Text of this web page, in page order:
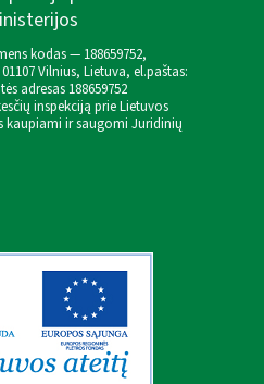
kodas — 188659752,
Vilnius, Lietuva, el.paštas:
adresas 188659752
inspekciją prie Lietuvos
kaupiami ir saugomi Juridinių